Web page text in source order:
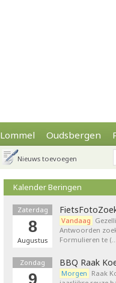
Lommel Oudsbergen
Nieuws toevoegen
Kalender Beringen
Zaterdag
8
Augustus
Vandaag
Antwoorden
Formulieren te
Zondag
9
BBQ Raak
Morgen Raak